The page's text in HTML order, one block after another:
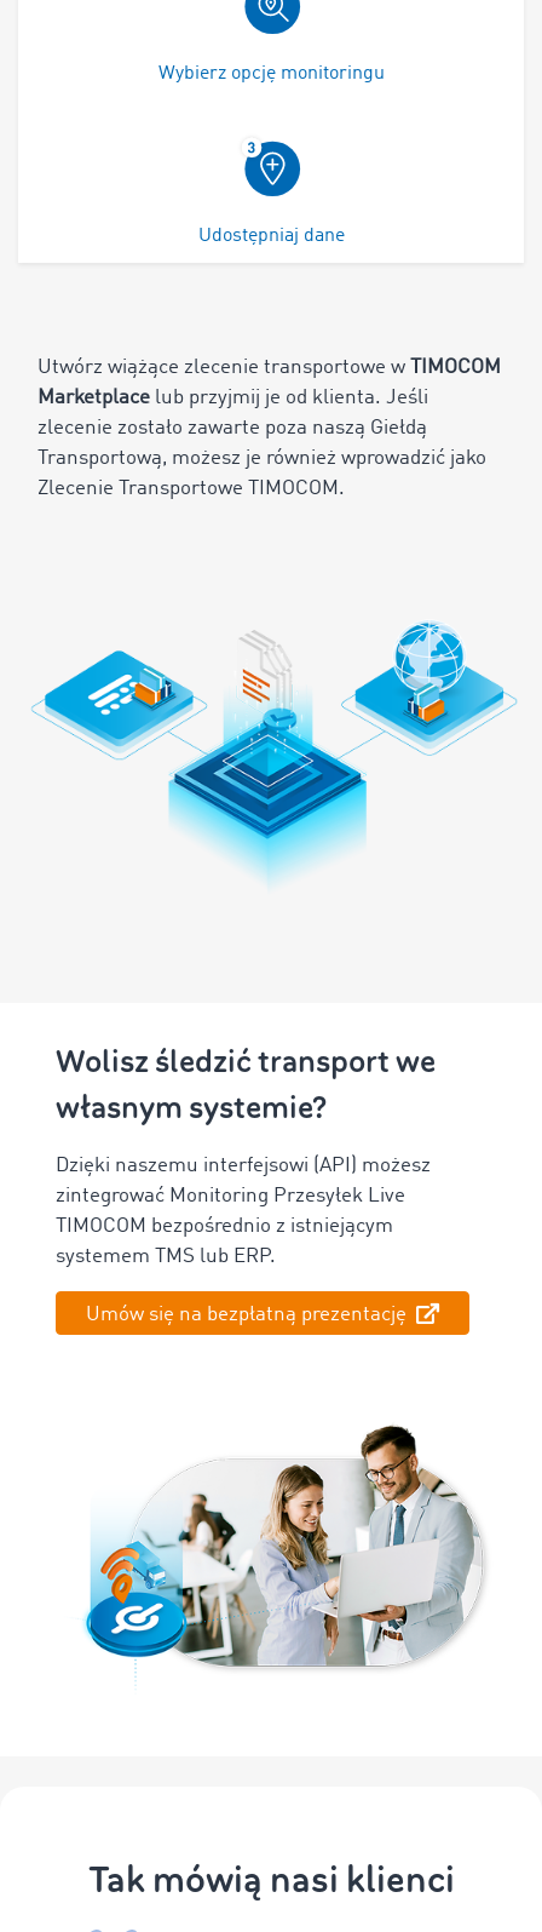
Wybierz opcję monitoringu
Udostępniaj dane
Utwórz wiążące zlecenie transportowe w
TIMOCOM
Marketplace lub przyjmij je od klienta. Jeśli
zlecenie zostało zawarte poza naszą Giełdą
Transportową, możesz je również wprowadzić jako
Zlecenie Transportowe TIMOCOM.
Wolisz śledzić transport we
własnym systemie?
Dzięki naszemu interfejsowi (API) możesz
zintegrować Monitoring Przesyłek Live
TIMOCOM bezpośrednio z istniejącym
systemem TMS lub ERP.
Umów się na bezpłatną prezentację
Tak mówią nasi klienci